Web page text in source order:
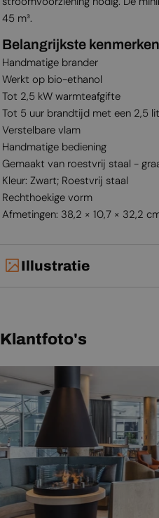
45 m³.
Belangrijkste kenmerken
Handmatige brander
Werkt op bio-ethanol
Tot 2,5 kW warmteafgifte
Tot 5 uur brandtijd met een 2,5
Verstelbare vlam
Handmatige bediening
Gemaakt van roestvrij staal -
Kleur: Zwart; Roestvrij staal
Rechthoekige vorm
Afmetingen: 38,2 × 10,7 × 32,2
Illustratie
Klantfoto's